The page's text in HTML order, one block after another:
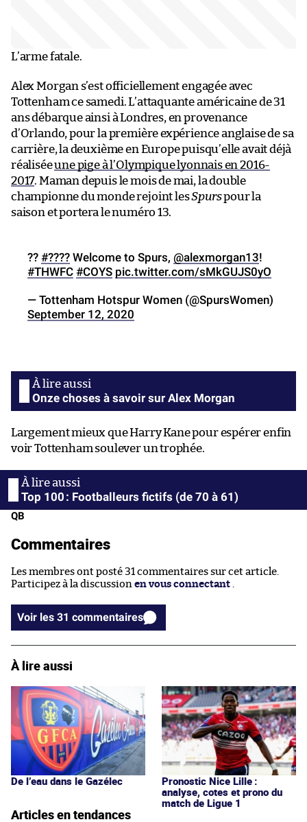
L’arme fatale.
Alex Morgan s’est officiellement engagée avec
Tottenham ce samedi. L’attaquante américaine de 31
ans débarque ainsi à Londres, en provenance
d’Orlando, pour la première expérience anglaise de sa
carrière, la deuxième en Europe puisqu’elle avait déjà
réaliséeune pige à l’Olympique lyonnais en 2016-
2017. Maman depuis le mois de mai, la double
championne du monde rejoint lesSpurspour la
saison et portera le numéro 13.
?? #???? Welcome to Spurs, @alexmorgan13!
#THWFC #COYS pic.twitter.com/sMkGUJS0yO
— Tottenham Hotspur Women (@SpursWomen)
September 12, 2020
Onze choses à savoir sur Alex Morgan
Largement mieux que Harry Kane pour espérer enfin
voir Tottenham soulever un trophée.
Top 100 : Footballeurs fictifs (de 70 à 61)
QB
Commentaires
Les membres ont posté 31 commentaires sur cet article.
Participez à la discussion en vous connectant
Voir les 31 commentaires
À lire aussi
De l’eau dans le Gazélec
Pronostic Nice Lille :
analyse, cotes et prono du
match de Ligue 1
Articles en tendances